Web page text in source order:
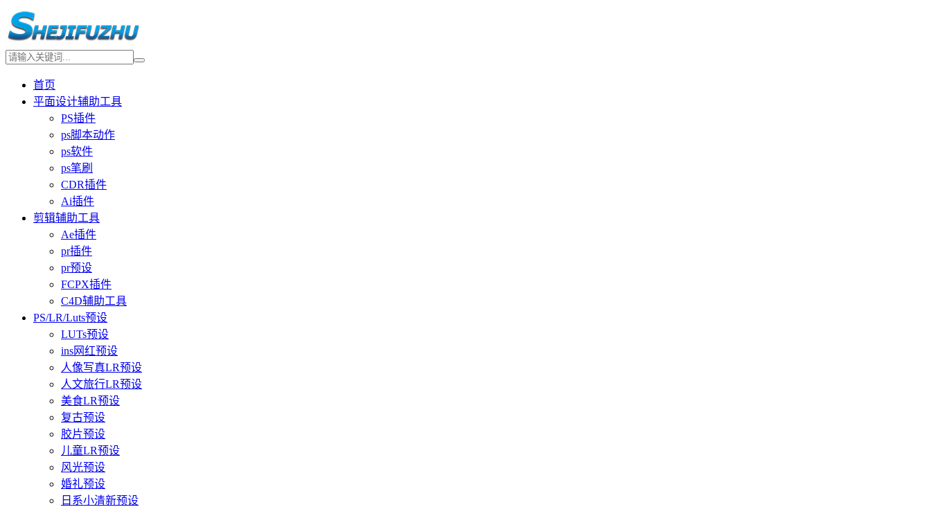
首页
平面设计辅助工具
PS插件
ps脚本动作
ps软件
ps笔刷
CDR插件
Ai插件
剪辑辅助工具
Ae插件
pr插件
pr预设
FCPX插件
C4D辅助工具
PS/LR/Luts预设
LUTs预设
ins网红预设
人像写真LR预设
人文旅行LR预设
美食LR预设
复古预设
胶片预设
儿童LR预设
风光预设
婚礼预设
日系小清新预设